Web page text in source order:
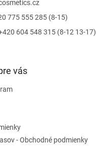
k
v
775 555 285 (8-15)
604 548 315 (8-12 13-17)
vás
- Obchodné podmienky